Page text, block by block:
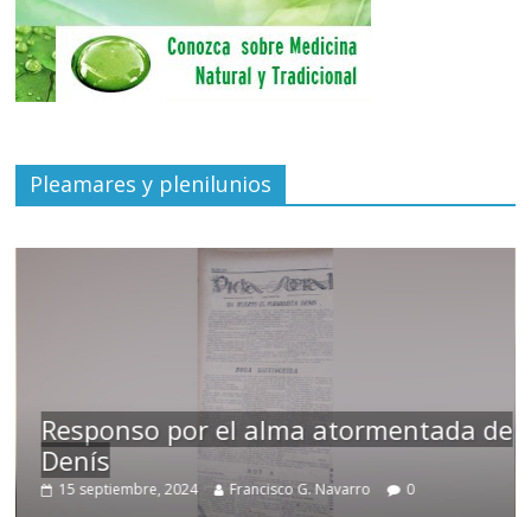
Pleamares y plenilunios
Responso por el alma atormentada de
Denís
15 septiembre, 2024 Francisco G. Navarro 0